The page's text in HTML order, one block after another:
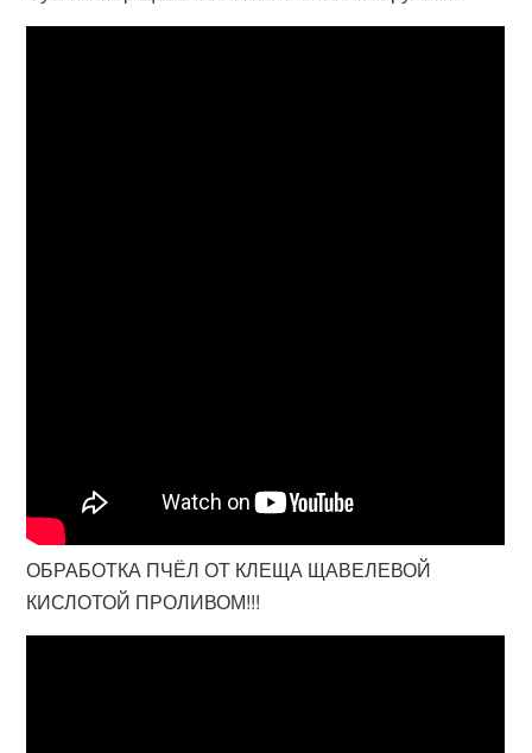
ОБРАБОТКА ПЧЁЛ ОТ КЛЕЩА ЩАВЕЛЕВОЙ
КИСЛОТОЙ ПРОЛИВОМ!!!